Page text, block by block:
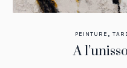
PEINTURE ,
A